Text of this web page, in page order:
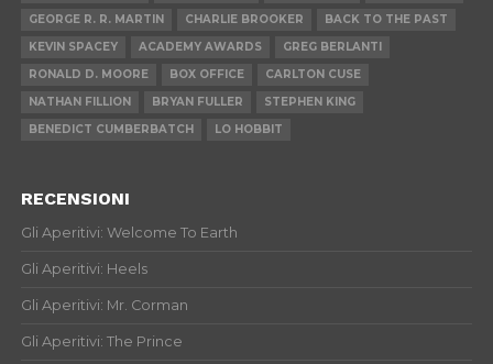
GEORGE R. R. MARTIN
CHARLIE BROOKER
BACK TO THE PAST
KEVIN SPACEY
ACADEMY AWARDS
GREG BERLANTI
RONALD D. MOORE
BOX OFFICE
CARLTON CUSE
NATHAN FILLION
BRYAN FULLER
STEPHEN KING
BENEDICT CUMBERBATCH
LO HOBBIT
RECENSIONI
Gli Aperitivi: Welcome To Earth
Gli Aperitivi: Heels
Gli Aperitivi: Mr. Corman
Gli Aperitivi: The Prince